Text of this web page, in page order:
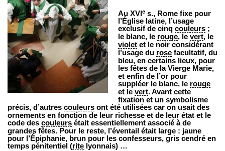
Au XVIe s., Rome fixe pour
l’Église latine, l’usage
exclusif de cinq couleurs ;
le blanc, le rouge, le vert, le
violet et le noir considérant
l’usage du rose facultatif, du
bleu, en certains lieux, pour
les fêtes de laVierge Marie,
et enfin de l’or pour
suppléer le blanc, le rouge
et le vert. Avant cette
fixation et un symbolisme
précis, d’autres couleurs ont été utilisées car on usait des
ornements en fonction de leur richesse et de leur état et le
code des couleurs était essentiellement associé à de
grandes fêtes. Pour le reste, l’éventail était large : jaune
pour l’Épiphanie, brun pour les confesseurs, gris cendré en
temps pénitentiel (rite lyonnais) …